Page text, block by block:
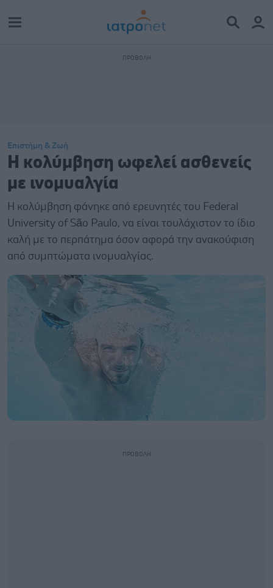
Επιστήμη & Ζωή
Η κολύμβηση ωφελεί ασθενείς
με ινομυαλγία
Η κολύμβηση φάνηκε από ερευνητές του Federal
University of São Paulo, να είναι τουλάχιστον το ίδιο
καλή με το περπάτημα όσον αφορά την ανακούφιση
από συμπτώματα ινομυαλγίας.